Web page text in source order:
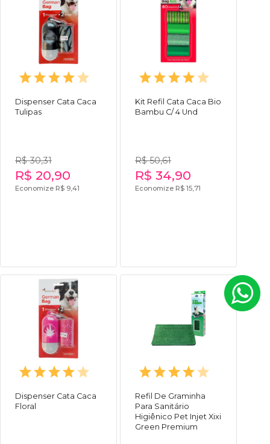
Dispenser Cata Caca
Tulipas
R$ 30,31
R$ 20,90
Economize R$ 9,41
Kit Refil Cata Caca Bio
Bambu C/ 4 Und
R$ 50,61
R$ 34,90
Economize R$ 15,71
Dispenser Cata Caca
Floral
Refil De Graminha
Para Sanitário
Higiênico Pet Injet Xixi
Green Premium